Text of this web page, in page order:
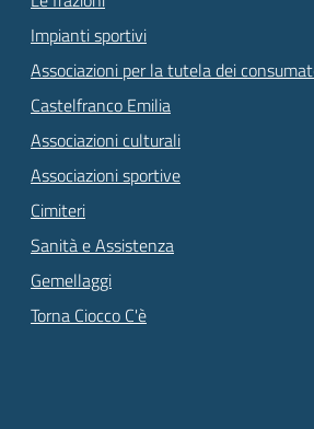
Impianti sportivi
Associazioni per la tutela dei
Castelfranco Emilia
Associazioni culturali
Associazioni sportive
Cimiteri
Sanità e Assistenza
Gemellaggi
Torna Ciocco C'è